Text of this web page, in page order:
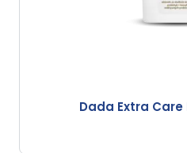
Dada Extra Care